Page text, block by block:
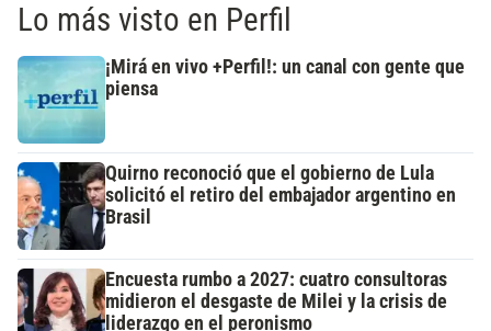
Lo más visto en Perfil
¡Mirá en vivo +Perfil!: un canal con gente que
piensa
Quirno reconoció que el gobierno de Lula
solicitó el retiro del embajador argentino en
Brasil
Encuesta rumbo a 2027: cuatro consultoras
midieron el desgaste de Milei y la crisis de
liderazgo en el peronismo